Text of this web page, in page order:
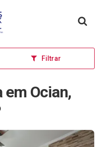
inicial
Filtrar
em Ocian,